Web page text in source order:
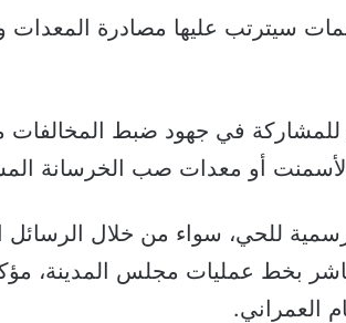
سيترتب عليها مصادرة
للمشاركة في جهود ضبط المخالفات
أو معدات صب الخرسانة
للحي، سواء من خلال
بخط عمليات مجلس المدينة،
العمراني.